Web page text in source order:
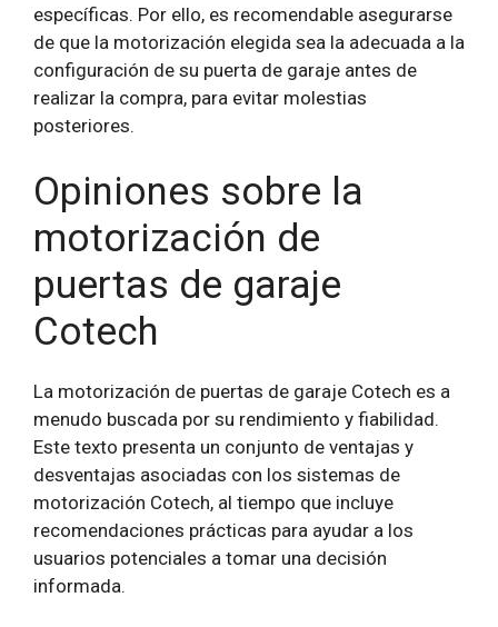
específicas. Por ello, es recomendable asegurarse
de que la motorización elegida sea la adecuada a la
configuración de su puerta de garaje antes de
realizar la compra, para evitar molestias
posteriores.
Opiniones sobre la
motorización de
puertas de garaje
Cotech
La motorización de puertas de garaje Cotech es a
menudo buscada por su rendimiento y fiabilidad.
Este texto presenta un conjunto de ventajas y
desventajas asociadas con los sistemas de
motorización Cotech, al tiempo que incluye
recomendaciones prácticas para ayudar a los
usuarios potenciales a tomar una decisión
informada.